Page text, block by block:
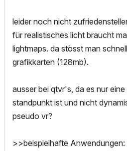
leider noch nicht
für realistisches licht braucht
lightmaps. da stösst man
grafikkarten (128mb).
ausser bei qtvr's, da es nur
standpunkt ist und nicht
pseudo vr?
>>beispielhafte